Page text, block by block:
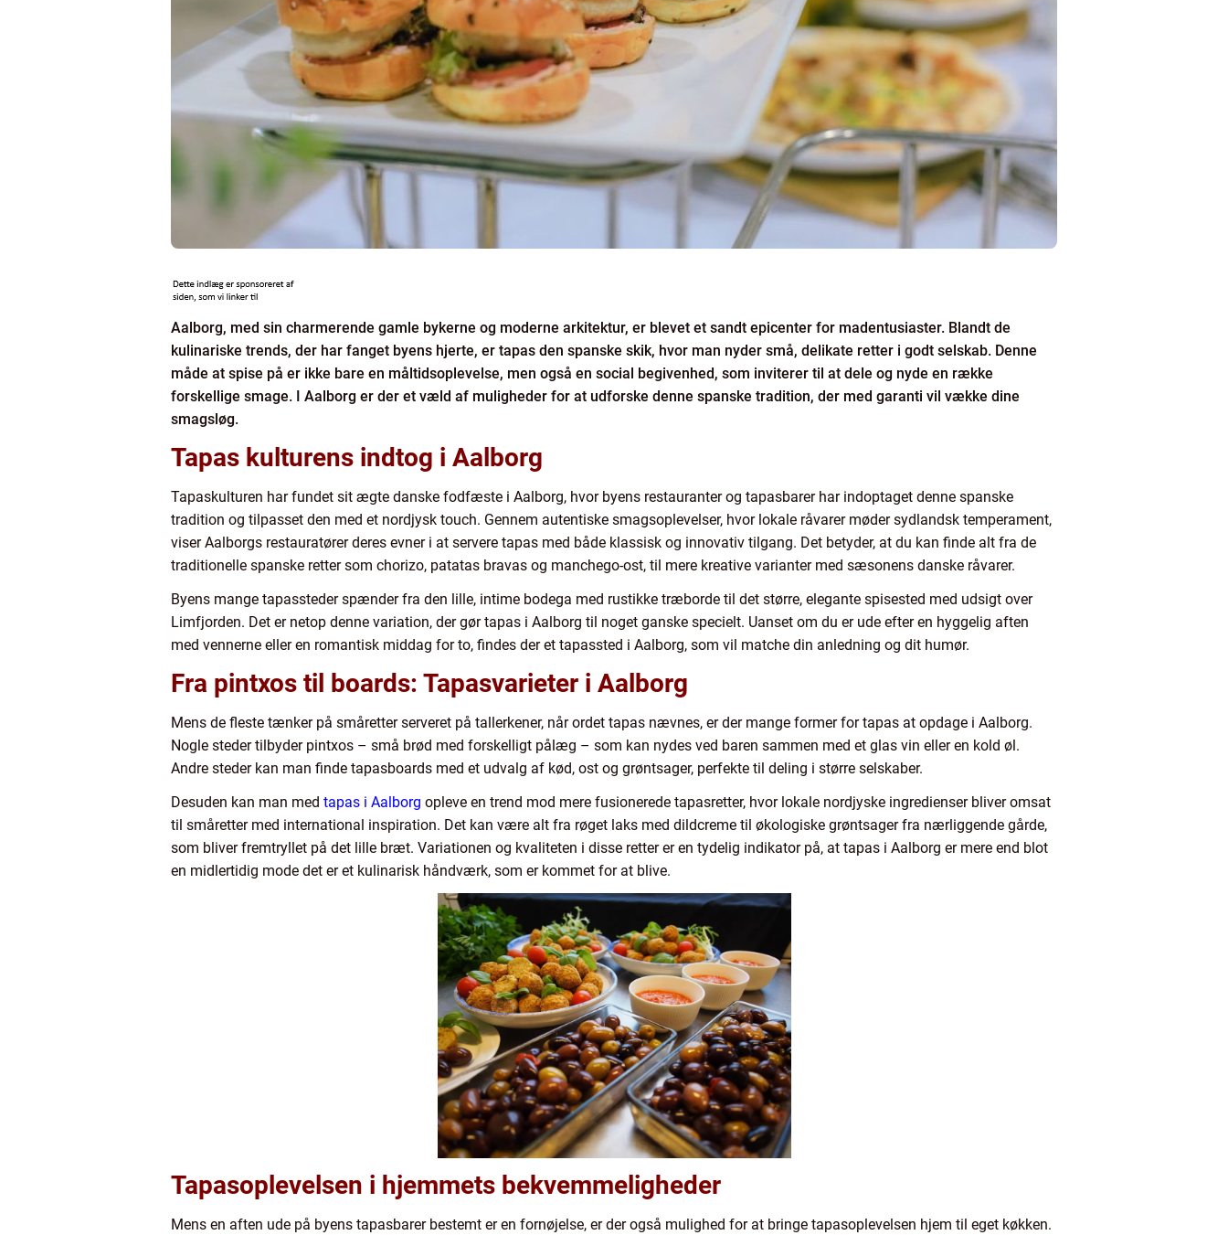
Aalborg, med sin charmerende gamle bykerne og moderne arkitektur, er blevet et sandt epicenter for madentusiaster. Blandt de
kulinariske trends, der har fanget byens hjerte, er tapas den spanske skik, hvor man nyder små, delikate retter i godt selskab. Denne
måde at spise på er ikke bare en måltidsoplevelse, men også en social begivenhed, som inviterer til at dele og nyde en række
forskellige smage. I Aalborg er der et væld af muligheder for at udforske denne spanske tradition, der med garanti vil vække dine
smagsløg.
Tapas kulturens indtog i Aalborg
Tapaskulturen har fundet sit ægte danske fodfæste i Aalborg, hvor byens restauranter og tapasbarer har indoptaget denne spanske
tradition og tilpasset den med et nordjysk touch. Gennem autentiske smagsoplevelser, hvor lokale råvarer møder sydlandsk temperament,
viser Aalborgs restauratører deres evner i at servere tapas med både klassisk og innovativ tilgang. Det betyder, at du kan finde alt fra de
traditionelle spanske retter som chorizo, patatas bravas og manchego-ost, til mere kreative varianter med sæsonens danske råvarer.
Byens mange tapassteder spænder fra den lille, intime bodega med rustikke træborde til det større, elegante spisested med udsigt over
Limfjorden. Det er netop denne variation, der gør tapas i Aalborg til noget ganske specielt. Uanset om du er ude efter en hyggelig aften
med vennerne eller en romantisk middag for to, findes der et tapassted i Aalborg, som vil matche din anledning og dit humør.
Fra pintxos til boards: Tapasvarieter i Aalborg
Mens de fleste tænker på småretter serveret på tallerkener, når ordet tapas nævnes, er der mange former for tapas at opdage i Aalborg.
Nogle steder tilbyder pintxos – små brød med forskelligt pålæg – som kan nydes ved baren sammen med et glas vin eller en kold øl.
Andre steder kan man finde tapasboards med et udvalg af kød, ost og grøntsager, perfekte til deling i større selskaber.
Desuden kan man med tapas i Aalborg opleve en trend mod mere fusionerede tapasretter, hvor lokale nordjyske ingredienser bliver omsat
til småretter med international inspiration. Det kan være alt fra røget laks med dildcreme til økologiske grøntsager fra nærliggende gårde,
som bliver fremtryllet på det lille bræt. Variationen og kvaliteten i disse retter er en tydelig indikator på, at tapas i Aalborg er mere end blot
en midlertidig mode det er et kulinarisk håndværk, som er kommet for at blive.
Tapasoplevelsen i hjemmets bekvemmeligheder
Mens en aften ude på byens tapasbarer bestemt er en fornøjelse, er der også mulighed for at bringe tapasoplevelsen hjem til eget køkken.